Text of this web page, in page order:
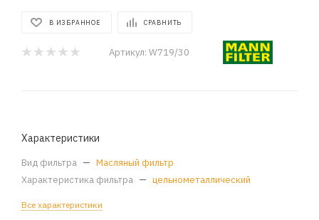
В ИЗБРАННОЕ СРАВНИТЬ
Артикул: W719/30
Характеристики
Вид фильтра — Масляный фильтр
Характеристика фильтра — цельнометаллический
Все характеристики